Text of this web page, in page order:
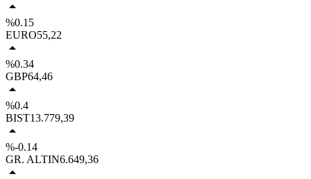
%0.15
EURO55,22
%0.34
GBP64,46
%0.4
BIST13.779,39
%-0.14
GR. ALTIN6.649,36